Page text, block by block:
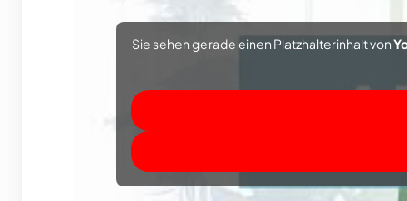
Sie sehen gerade einen Platzhalterinhalt von